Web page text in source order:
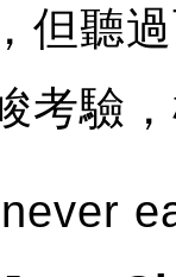
但聽
考驗